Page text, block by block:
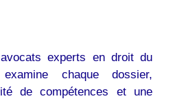
experts en droit du
chaque dossier,
de compétences et une